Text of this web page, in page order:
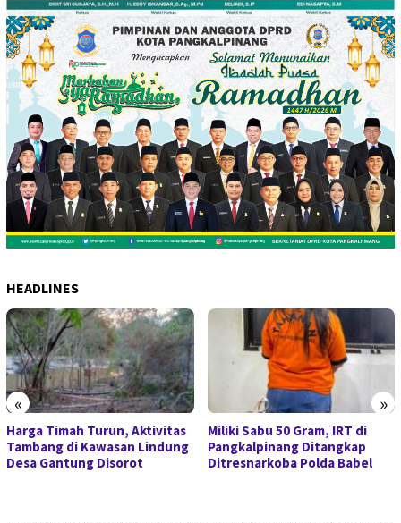
HEADLINES
« »
Harga Timah Turun, Aktivitas
Tambang di Kawasan Lindung
Desa Gantung Disorot
Miliki Sabu 50 Gram, IRT di
Pangkalpinang Ditangkap
Ditresnarkoba Polda Babel